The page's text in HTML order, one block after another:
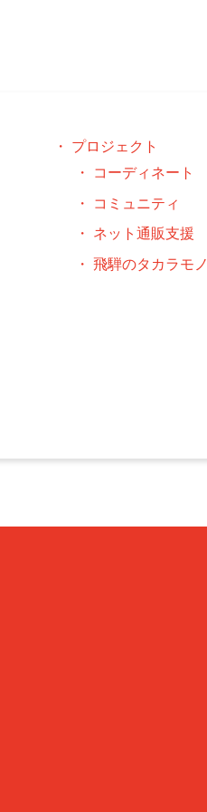
プロジェクト
コーディネート
コミュニティ
ネット通販支援
飛騨のタカラモノ